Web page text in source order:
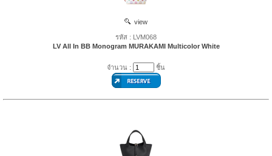
view
รหัส : LVM068
LV All In BB Monogram MURAKAMI Multicolor White
จำนวน : ชิ้น